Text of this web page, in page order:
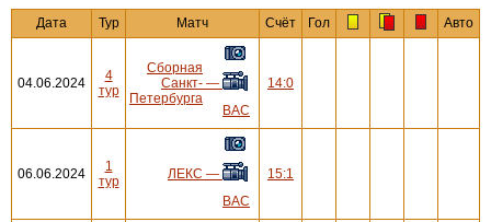
Дата Тур Матч Счёт Гол Авто
04.06.2024
4
тур
Сборная
Санкт-
Петербурга
—
ВАС
14:0
06.06.2024
1
тур
ЛЕКС —
ВАС
15:1